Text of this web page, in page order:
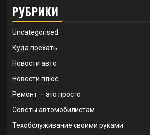
РУБРИКИ
Uncategorised
Куда поехать
Новости авто
Новости плюс
Ремонт — это просто
Советы автомобилистам
Техобслуживание своими руками